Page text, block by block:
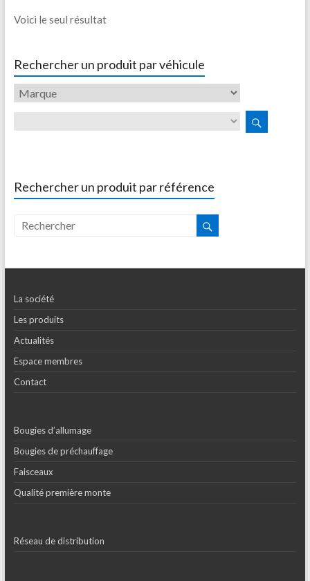
Voici le seul résultat
Rechercher un produit par véhicule
Rechercher un produit par référence
La société
Les produits
Actualités
Espace membres
Contact
Bougies d’allumage
Bougies de préchauffage
Faisceaux
Qualité première monte
Réseau de distribution